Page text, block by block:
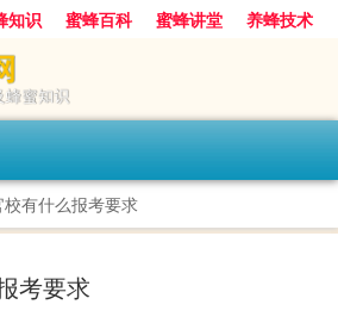
知识 蜜蜂百科 蜜蜂讲堂
养蜂技术
校有什么报考要求
考要求